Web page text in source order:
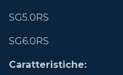
SG5.0RS
SG6.0RS
Caratteristiche: